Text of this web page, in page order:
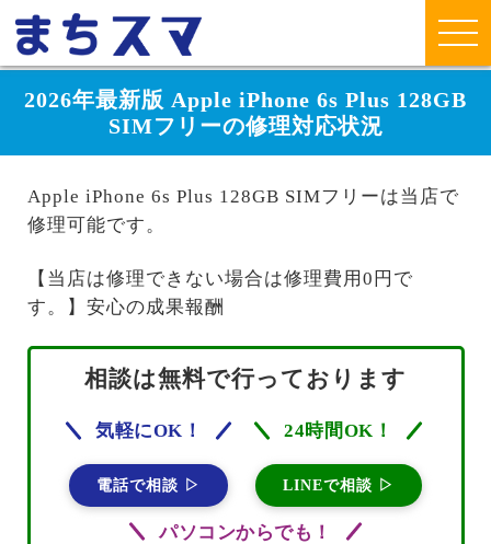
2026年最新版 Apple iPhone 6s Plus 128GB
SIMフリーの修理対応状況
Apple iPhone 6s Plus 128GB SIMフリーは当店で
修理可能です。
【当店は修理できない場合は修理費用0円で
す。】安心の成果報酬
相談は無料で行っております
気軽にOK！
電話で相談 ▷
24時間OK！
LINEで相談 ▷
パソコンからでも！